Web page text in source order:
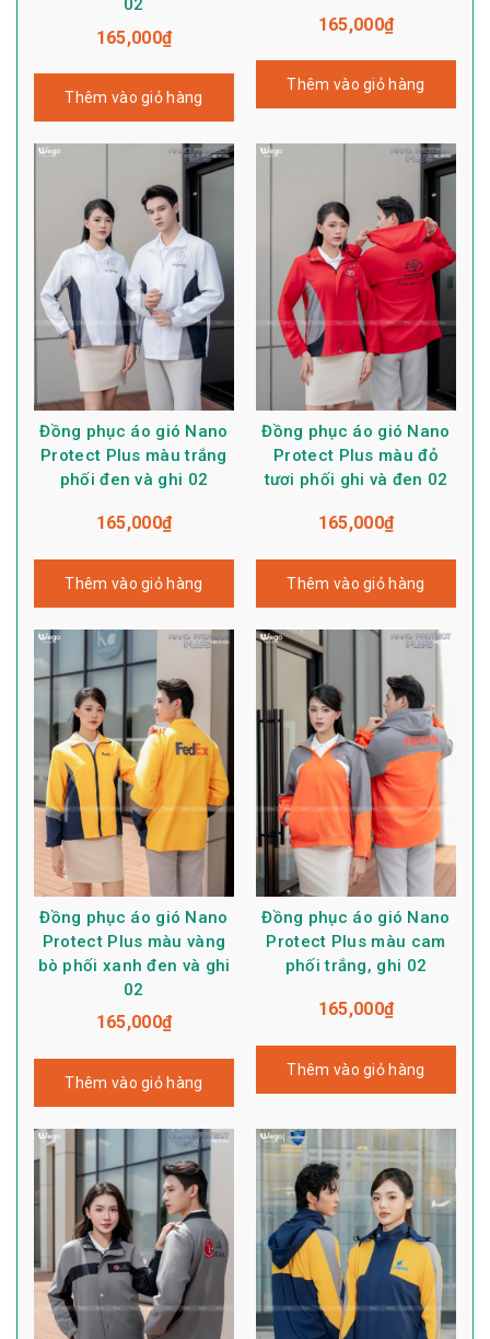
02
165,000₫
Thêm vào giỏ hàng
165,000₫
Thêm vào giỏ hàng
Đồng phục áo gió Nano
Protect Plus màu trắng
phối đen và ghi 02
165,000₫
Thêm vào giỏ hàng
Đồng phục áo gió Nano
Protect Plus màu đỏ
tươi phối ghi và đen 02
165,000₫
Thêm vào giỏ hàng
Đồng phục áo gió Nano
Protect Plus màu vàng
bò phối xanh đen và ghi
02
165,000₫
Thêm vào giỏ hàng
Đồng phục áo gió Nano
Protect Plus màu cam
phối trắng, ghi 02
165,000₫
Thêm vào giỏ hàng